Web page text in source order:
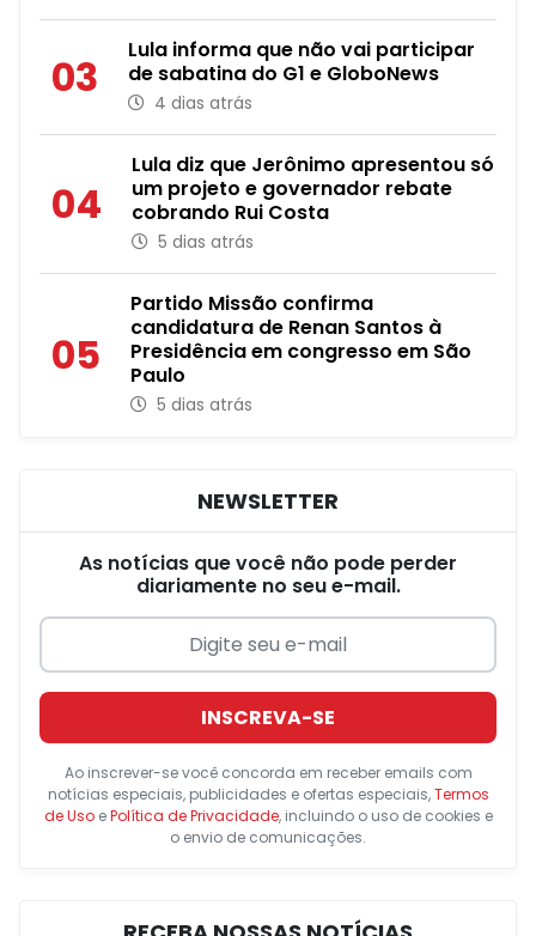
03
Lula informa que não vai participar
de sabatina do G1 e GloboNews
4 dias atrás
04
Lula diz que Jerônimo apresentou só
um projeto e governador rebate
cobrando Rui Costa
5 dias atrás
05
Partido Missão confirma
candidatura de Renan Santos à
Presidência em congresso em São
Paulo
5 dias atrás
NEWSLETTER
As notícias que você não pode perder
diariamente no seu e-mail.
INSCREVA-SE
Ao inscrever-se você concorda em receber emails com
notícias especiais, publicidades e ofertas especiais,Termos
de UsoePolítica de Privacidade, incluindo o uso de cookies e
o envio de comunicações.